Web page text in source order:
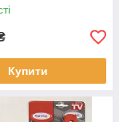
Купити